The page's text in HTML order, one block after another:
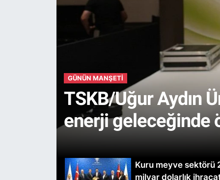
GÜNÜN MANŞETI
TSKB/Uğur Aydın
enerji geleceğinde
Kuru meyve sektörü
milyar dolarlık